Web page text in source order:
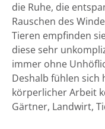
die Ruhe, die
Rauschen des
Tieren empfinden
diese sehr
immer ohne
Deshalb fühlen sich
körperlicher Arbeit
Gärtner, Landwirt,